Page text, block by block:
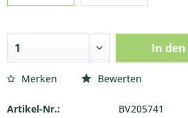
In den
Merken Bewerten
Artikel-Nr.:
BV205741